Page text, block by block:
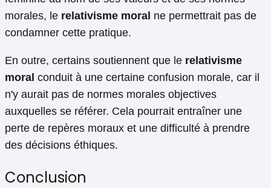
morales, le relativisme moral ne permettrait pas de
condamner cette pratique.
En outre, certains soutiennent que le relativisme
moral conduit à une certaine confusion morale, car il
n'y aurait pas de normes morales objectives
auxquelles se référer. Cela pourrait entraîner une
perte de repères moraux et une difficulté à prendre
des décisions éthiques.
Conclusion